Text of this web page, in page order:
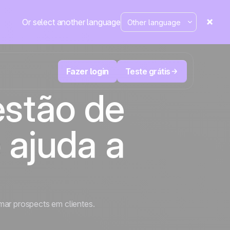
Or select another language
Fazer login Teste grátis
e-
User
A plataforma de CRM e automação de
marketing
Televendas e telemarketing
Acompanhe cada ligação, priorize os
leads certos e não perca o controle.
Positive
em
destaque
de
a
prospects em clientes.